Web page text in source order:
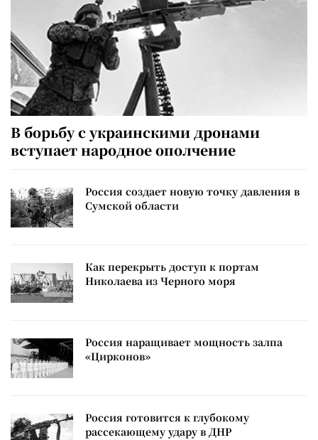
В борьбу с украинскими дронами
вступает народное ополчение
Россия создает новую точку давления в
Сумской области
Как перекрыть доступ к портам
Николаева из Черного моря
Россия наращивает мощность залпа
«Цирконов»
Россия готовится к глубокому
рассекающему удару в ДНР